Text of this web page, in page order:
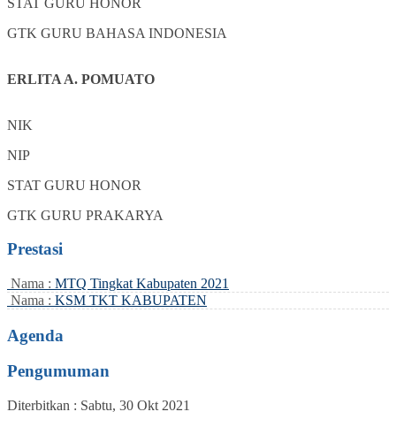
GTK GURU BAHASA INDONESIA
ERLITA A. POMUATO
NIK
NIP
STAT GURU HONOR
GTK GURU PRAKARYA
Prestasi
Nama : MTQ Tingkat Kabupaten 2021
Nama : KSM TKT KABUPATEN
Agenda
Pengumuman
Diterbitkan : Sabtu, 30 Okt 2021